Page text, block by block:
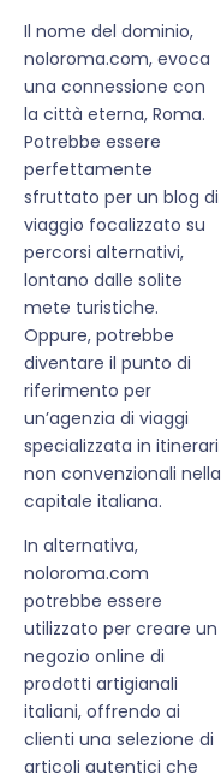
Il nome del dominio,
noloroma.com, evoca
una connessione con
la città eterna, Roma.
Potrebbe essere
perfettamente
sfruttato per un blog di
viaggio focalizzato su
percorsi alternativi,
lontano dalle solite
mete turistiche.
Oppure, potrebbe
diventare il punto di
riferimento per
un’agenzia di viaggi
specializzata in itinerari
non convenzionali nella
capitale italiana.
In alternativa,
noloroma.com
potrebbe essere
utilizzato per creare un
negozio online di
prodotti artigianali
italiani, offrendo ai
clienti una selezione di
articoli autentici che